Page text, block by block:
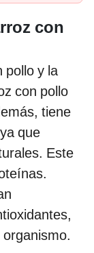
con
pollo y la
con pollo
tiene
que
Este